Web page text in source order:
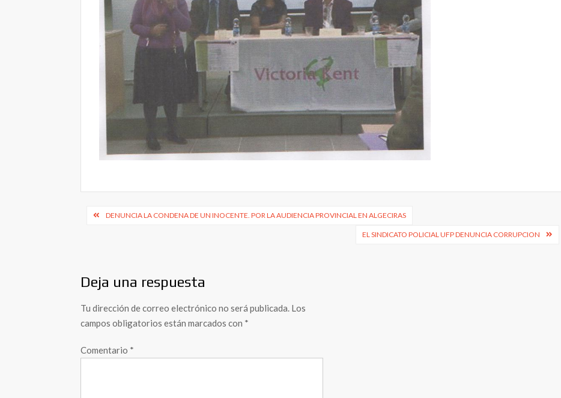
Navegación
DENUNCIA LA CONDENA DE UN INOCENTE. POR LA AUDIENCIA PROVINCIAL EN ALGECIRAS
EL SINDICATO POLICIAL UFP DENUNCIA CORRUPCION
Deja una respuesta
Tu dirección de correo electrónico no será publicada. Los
campos obligatorios están marcados con *
Comentario *